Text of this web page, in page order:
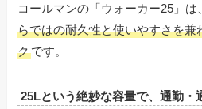
コールマンの「ウォーカー25」は
らではの耐久性と使いやすさを兼
クです。
25Lという絶妙な容量で、通勤・